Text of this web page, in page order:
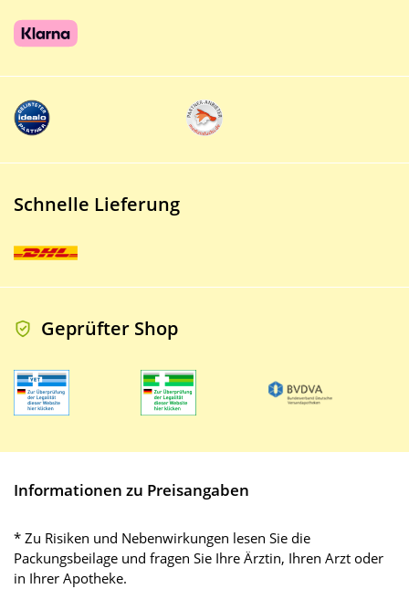
Schnelle Lieferung
Geprüfter Shop
Informationen zu Preisangaben
* Zu Risiken und Nebenwirkungen lesen Sie die
Packungsbeilage und fragen Sie Ihre Ärztin, Ihren Arzt oder
in Ihrer Apotheke.